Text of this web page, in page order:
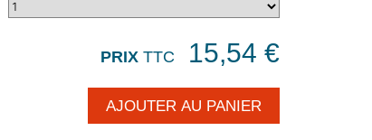
PRIX TTC 15,54 €